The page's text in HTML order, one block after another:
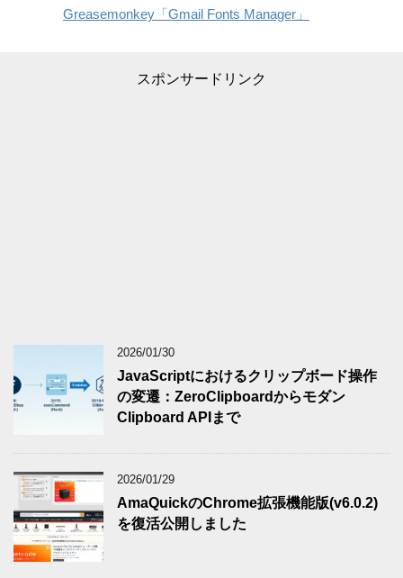
Greasemonkey「Gmail Fonts Manager」
スポンサードリンク
2026/01/30
JavaScriptにおけるクリップボード操作
の変遷：ZeroClipboardからモダン
Clipboard APIまで
2026/01/29
AmaQuickのChrome拡張機能版(v6.0.2)
を復活公開しました